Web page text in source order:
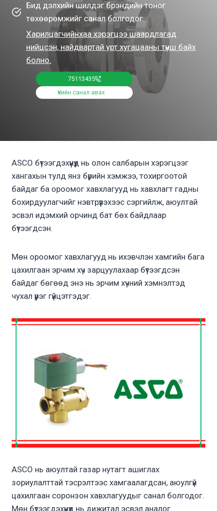
Бид дэлхийн шилдэг брэндийн тоног
төхөөрөмжийг санал болгодог.
Харилцагчийнхаа хэрэгцээ шаардлагад
нийцсэн, найдвартай урт хугацааны түнш байх
болно.
75113435
Үнийн санал авах
ASCO бүтээгдэхүүнүүд нь олон салбарын хэрэгцээг
хангахын тулд янз бүрийн хэмжээ, тохиргоотой
байдаг ба ороомог хавхлагууд нь хавхлагт гадны
бохирдуулагчийг нэвтрүүлэхээс сэргийлж, аюултай
эсвэл идэмхий орчинд бат бөх байдлаар
бүтээгдсэн.
Мөн ороомог хавхлагууд нь ихэвчлэн хамгийн бага
цахилгаан эрчим хүч зарцуулахаар бүтээгдсэн
байдаг бөгөөд энэ нь эрчим хүчний хэмнэлтэд
чухал үүрэг гүйцэтгэдэг.
ASCO нь аюултай газар нутагт ашиглах
зориулалттай тэсрэлтээс хамгаалагдсан, аюулгүй
цахилгаан соронзон хавхлагуудыг санал болгодог.
Мөн бүтээгдэхүүнүүд нь дижитал эсвэл аналог